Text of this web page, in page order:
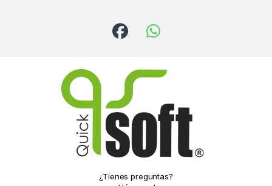
¿Tienes preguntas?